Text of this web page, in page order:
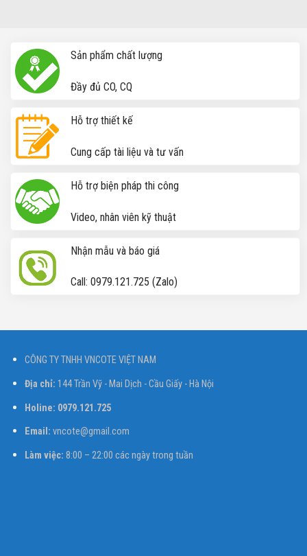
Sản phẩm chất lượng
Đầy đủ CO, CQ
Hỗ trợ thiết kế
Cung cấp tài liệu và tư vấn
Hỗ trợ biện pháp thi công
Video, nhân viên kỹ thuật
Nhận mẫu và báo giá
Call: 0979.121.725 (Zalo)
CÔNG TY TNHH VNCOTE VIỆT NAM
Địa chỉ: 144 Trần Vỹ - Mai Dịch - Cầu Giấy - Hà Nội
Holine: 0979.121.725
Email: vncote@gmail.com
Làm việc: 8:00 – 22:00 các ngày trong tuần